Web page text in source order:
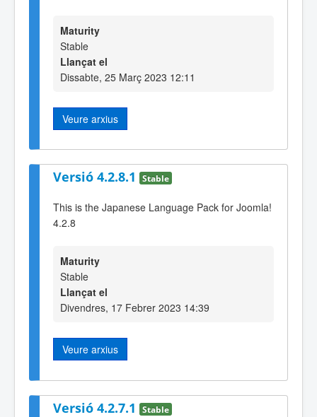
Maturity
Stable
Llançat el
Dissabte, 25 Març 2023 12:11
Veure arxius
Versió 4.2.8.1 Stable
This is the Japanese Language Pack for Joomla!
4.2.8
Maturity
Stable
Llançat el
Divendres, 17 Febrer 2023 14:39
Veure arxius
Versió 4.2.7.1 Stable